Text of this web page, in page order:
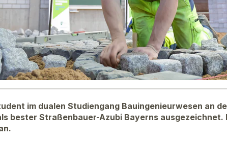
im dualen Studiengang Bauingenieurwesen an
bester Straßenbauer-Azubi Bayerns ausgezeichnet.